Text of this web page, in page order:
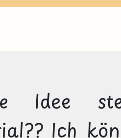
Idee
Ich